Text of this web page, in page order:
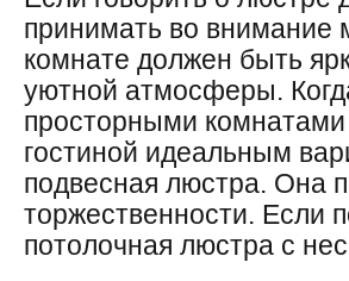
принимать во внимание
комнате должен быть
уютной атмосферы.
просторными
гостиной идеальным
подвесная люстра. Она
торжественности. Если
потолочная люстра с